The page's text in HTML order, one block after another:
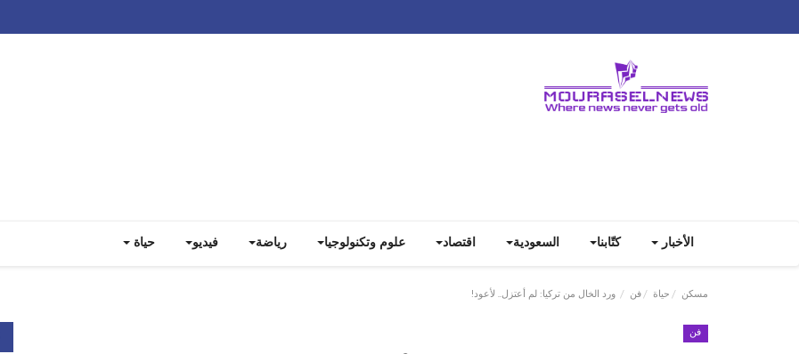
الأخبار كتّابنا السعودية اقتصاد علوم وتكنولوجيا رياضة فيديو حياة
مسكن حياة فن ورد الخال من تركيا: لم أعتزل.. لأعود!
فن